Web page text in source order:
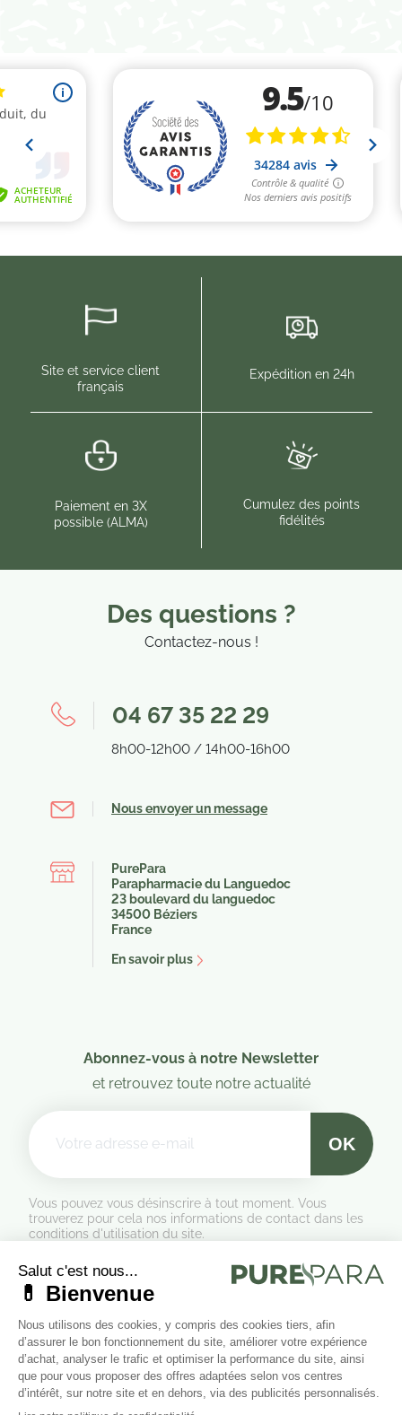
(1 avis)
Site et service client
français
Expédition en 24h
Paiement en 3X
possible (ALMA)
Cumulez des points
fidélités
Des questions ?
Contactez-nous !
04 67 35 22 29
8h00-12h00 / 14h00-16h00
Nous envoyer un message
PurePara
Parapharmacie du Languedoc
23 boulevard du languedoc
34500 Béziers
France
En savoir plus
Abonnez-vous à notre Newsletter
et retrouvez toute notre actualité
Vous pouvez vous désinscrire à tout moment. Vous
trouverez pour cela nos informations de contact dans les
conditions d'utilisation du site.
Formulaire de rétractation
Marchand approuvé par la Société des Avis Garantis,cliquez ici
pour vérifier
Suivez-nous sur les réseaux sociaux